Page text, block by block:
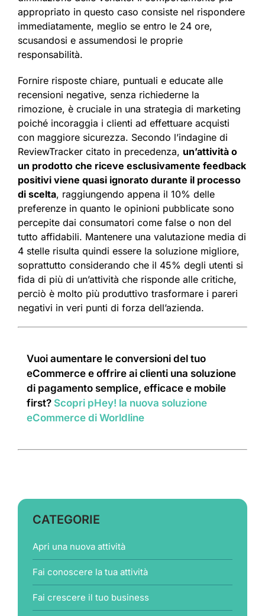
appropriato in questo caso consiste nel rispondere
immediatamente, meglio se entro le 24 ore,
scusandosi e assumendosi le proprie
responsabilità.
Fornire risposte chiare, puntuali e educate alle
recensioni negative, senza richiederne la
rimozione, è cruciale in una strategia di marketing
poiché incoraggia i clienti ad effettuare acquisti
con maggiore sicurezza. Secondo l’indagine di
ReviewTracker citato in precedenza, un’attività o
un prodotto che riceve esclusivamente feedback
positivi viene quasi ignorato durante il processo
di scelta, raggiungendo appena il 10% delle
preferenze in quanto le opinioni pubblicate sono
percepite dai consumatori come false o non del
tutto affidabili. Mantenere una valutazione media di
4 stelle risulta quindi essere la soluzione migliore,
soprattutto considerando che il 45% degli utenti si
fida di più di un’attività che risponde alle critiche,
perciò è molto più produttivo trasformare i pareri
negativi in veri punti di forza dell’azienda.
Vuoi aumentare le conversioni del tuo
eCommerce e offrire ai clienti una soluzione
di pagamento semplice, efficace e mobile
first? Scopri pHey! la nuova soluzione
eCommerce di Worldline
CATEGORIE
Apri una nuova attività
Fai conoscere la tua attività
Fai crescere il tuo business